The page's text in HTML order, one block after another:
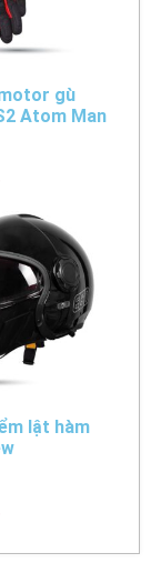
gù
Atom Man
lật hàm